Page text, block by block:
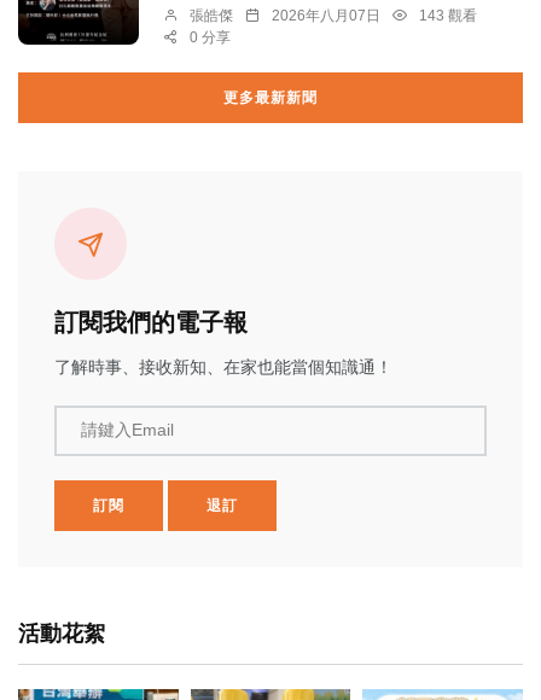
張皓傑 2026年八月07日
143 觀看
0 分享
更多最新新聞
訂閱我們的電子報
了解時事、接收新知、在家也能當個知識通！
請鍵入Email
訂閱 退訂
活動花絮